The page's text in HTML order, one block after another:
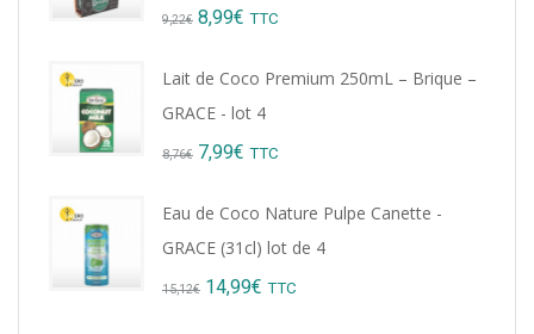
9,22€ Original
8,99€ Current
TTC
Lait de Coco Premium 250mL – Brique –
GRACE - lot 4
8,76€ Original
7,99€ Current
TTC
Eau de Coco Nature Pulpe Canette -
GRACE (31cl) lot de 4
15,12€ Original
14,99€ Current
TTC